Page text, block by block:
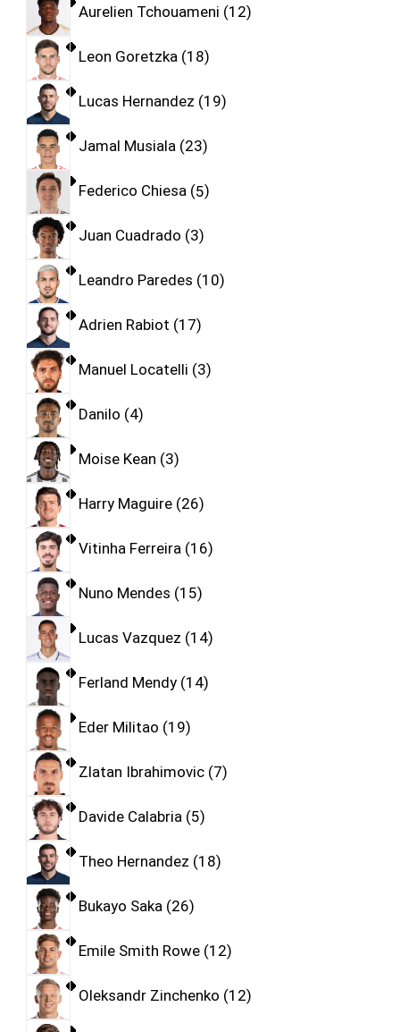
Aurelien Tchouameni 12
Leon Goretzka 18
Lucas Hernandez 19
Jamal Musiala 23
Federico Chiesa 5
Juan Cuadrado 3
Leandro Paredes 10
Adrien Rabiot 17
Manuel Locatelli 3
Danilo 4
Moise Kean 3
Harry Maguire 26
Vitinha Ferreira 16
Nuno Mendes 15
Lucas Vazquez 14
Ferland Mendy 14
Eder Militao 19
Zlatan Ibrahimovic 7
Davide Calabria 5
Theo Hernandez 18
Bukayo Saka 26
Emile Smith Rowe 12
Oleksandr Zinchenko 12